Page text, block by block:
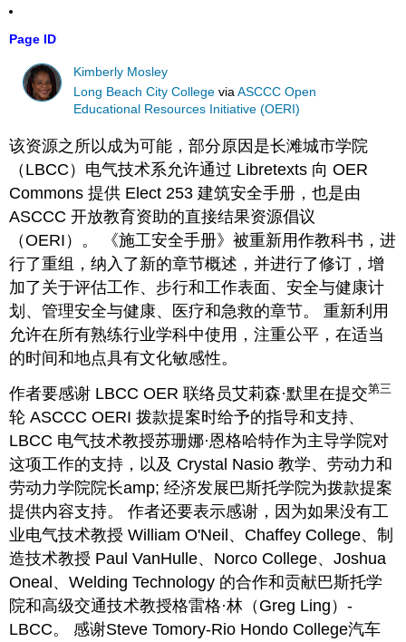
Page ID
Kimberly Mosley
Long Beach City College viaASCCC Open
Educational Resources Initiative (OERI)
该资源之所以成为可能，部分原因是长滩城市学院
（LBCC）电气技术系允许通过 Libretexts 向 OER
Commons 提供 Elect 253 建筑安全手册，也是由
ASCCC 开放教育资助的直接结果资源倡议
（OERI）。 《施工安全手册》被重新用作教科书，进
行了重组，纳入了新的章节概述，并进行了修订，增
加了关于评估工作、步行和工作表面、安全与健康计
划、管理安全与健康、医疗和急救的章节。 重新利用
允许在所有熟练行业学科中使用，注重公平，在适当
的时间和地点具有文化敏感性。
作者要感谢 LBCC OER 联络员艾莉森·默里在提交第三
轮 ASCCC OERI 拨款提案时给予的指导和支持、
LBCC 电气技术教授苏珊娜·恩格哈特作为主导学院对
这项工作的支持，以及 Crystal Nasio 教学、劳动力和
劳动力学院院长amp; 经济发展巴斯托学院为拨款提案
提供内容支持。 作者还要表示感谢，因为如果没有工
业电气技术教授 William O'Neil、Chaffey College、制
造技术教授 Paul VanHulle、Norco College、Joshua
Oneal、Welding Technology 的合作和贡献巴斯托学
院和高级交通技术教授格雷格·林（Greg Ling）-
LBCC。 感谢Steve Tomory-Rio Hondo College汽车